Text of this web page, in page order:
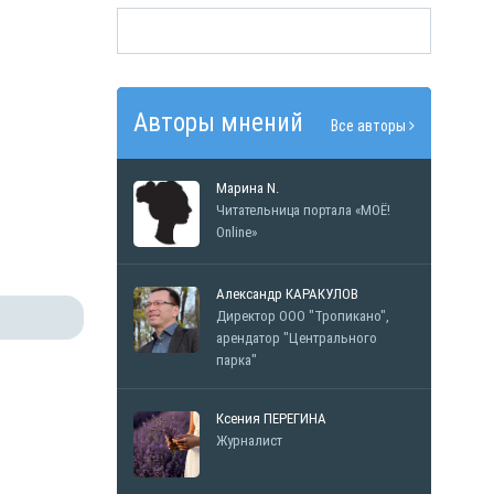
Авторы мнений Все авторы
Марина N.
Читательница портала «МОЁ!
Online»
Александр КАРАКУЛОВ
Директор ООО "Тропикано",
арендатор "Центрального
парка"
Ксения ПЕРЕГИНА
Журналист